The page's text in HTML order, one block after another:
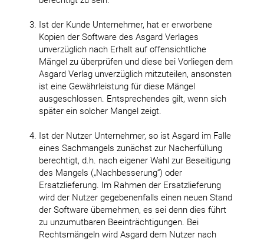
Ist der Kunde Unternehmer, hat er erworbene
Kopien der Software des Asgard Verlages
unverzüglich nach Erhalt auf offensichtliche
Mängel zu überprüfen und diese bei Vorliegen dem
Asgard Verlag unverzüglich mitzuteilen, ansonsten
ist eine Gewährleistung für diese Mängel
ausgeschlossen. Entsprechendes gilt, wenn sich
später ein solcher Mangel zeigt.
Ist der Nutzer Unternehmer, so ist Asgard im Falle
eines Sachmangels zunächst zur Nacherfüllung
berechtigt, d.h. nach eigener Wahl zur Beseitigung
des Mangels („Nachbesserung“) oder
Ersatzlieferung. Im Rahmen der Ersatzlieferung
wird der Nutzer gegebenenfalls einen neuen Stand
der Software übernehmen, es sei denn dies führt
zu unzumutbaren Beeinträchtigungen. Bei
Rechtsmängeln wird Asgard dem Nutzer nach